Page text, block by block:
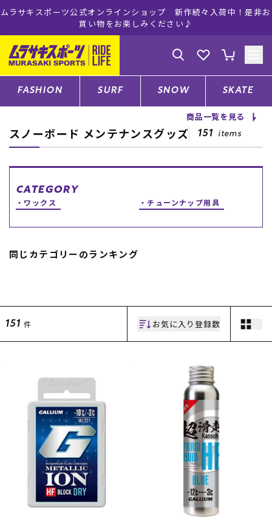
ムラサキスポーツ公式オンラインショップ 新作続々入荷中！是非お
買い物をお楽しみください♪
ゲスト様
ログイン 会員登録
店舗一覧
CATEGORY
サーフTOP
CONTENTS
ブランド一覧
特集一覧
RIDE LIFE MAGAZINE一
スタッフスナップ
中古/アウトレット サー
中古/アウトレット スノ
SUPPORT
ご利用ガイド
会員ランク
店頭受取サービス
ギフトラッピング
アフターサポート
下取り保証について
よくある質問
お問い合わせ
FASHION SURF SNOW SKATE
商品一覧を見る
スノーボード メンテナンスグッズ 151 items
CATEGORY
ワックス
チューンナップ用具
同じカテゴリーのランキング
151 件 お気に入り登録数